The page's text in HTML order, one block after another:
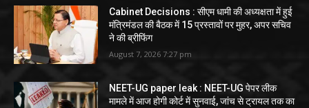
Cabinet Decisions : सीएम धामी की अध्यक्षता में हुई
मंत्रिमंडल की बैठक में 15 प्रस्तावों पर मुहर, अपर सचिव
ने की ब्रीफिंग
August 7, 2026 7:27 pm
NEET-UG paper leak : NEET-UG पेपर लीक
मामले में आज होगी कोर्ट में सुनवाई, जांच से ट्रायल तक का